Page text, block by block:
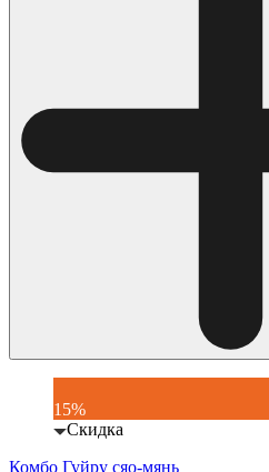
15%
Скидка
Комбо Гуйру сяо-мянь